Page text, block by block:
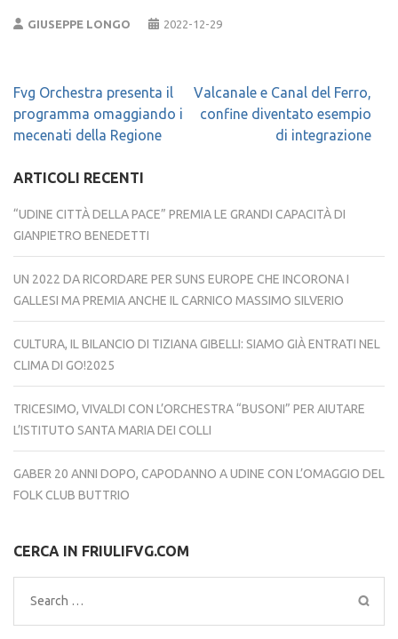
GIUSEPPE LONGO 2022-12-29
Navigazione
articoli
Fvg Orchestra presenta il
programma omaggiando i
mecenati della Regione
Valcanale e Canal del Ferro,
confine diventato esempio
di integrazione
ARTICOLI RECENTI
“UDINE CITTÀ DELLA PACE” PREMIA LE GRANDI CAPACITÀ DI
GIANPIETRO BENEDETTI
UN 2022 DA RICORDARE PER SUNS EUROPE CHE INCORONA I
GALLESI MA PREMIA ANCHE IL CARNICO MASSIMO SILVERIO
CULTURA, IL BILANCIO DI TIZIANA GIBELLI: SIAMO GIÀ ENTRATI NEL
CLIMA DI GO!2025
TRICESIMO, VIVALDI CON L’ORCHESTRA “BUSONI” PER AIUTARE
L’ISTITUTO SANTA MARIA DEI COLLI
GABER 20 ANNI DOPO, CAPODANNO A UDINE CON L’OMAGGIO DEL
FOLK CLUB BUTTRIO
CERCA IN FRIULIFVG.COM
Search
for: